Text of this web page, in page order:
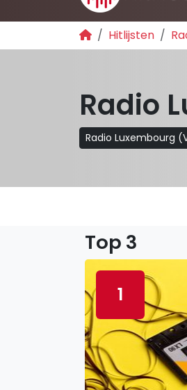
Hitlijsten
Radio
Radio Luxembourg
Top 3
1